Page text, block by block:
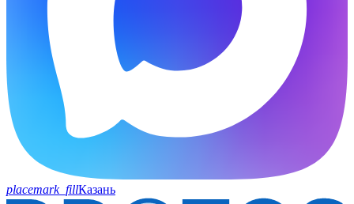
placemark_fillКазань